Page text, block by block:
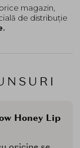
Honey Lip
magazin,
de distribuție